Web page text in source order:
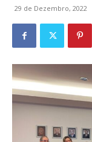
29 de Dezembro, 2022